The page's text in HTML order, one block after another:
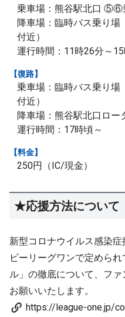
乗車場：熊谷駅北口 ⑤⑥
降車場：臨時バス乗り場
付近）
運行時間：11時26分～
【復路】
乗車場：臨時バス乗り場
付近）
降車場：熊谷駅北口ロー
運行時間：17時頃～
【料金】
250円（IC/現金）
★応援方法について
新型コロナウイルス感染
ビーリーグワンで定めら
ル」の徹底について、フ
お願いいたします。
https://league-one.jp/